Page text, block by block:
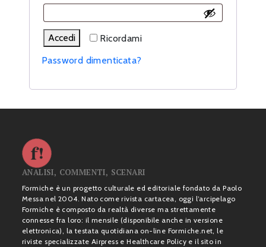
Ricordami
Accedi
Password dimenticata?
ANALISI, COMMENTI, SCENARI
Formiche è un progetto culturale ed editoriale fondato da Paolo
Messa nel 2004. Nato come rivista cartacea, oggi l’arcipelago
Formiche è composto da realtà diverse ma strettamente
connesse fra loro: il mensile (disponibile anche in versione
elettronica), la testata quotidiana on-line Formiche.net, le
riviste specializzate Airpress e Healthcare Policy e il sito in